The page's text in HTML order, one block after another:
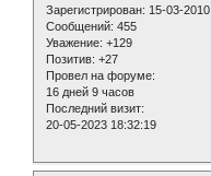
Зарегистрирован: 15-03-2010
Сообщений: 455
Уважение: +129
Позитив: +27
Провел на форуме:
16 дней 9 часов
Последний визит:
20-05-2023 18:32:19